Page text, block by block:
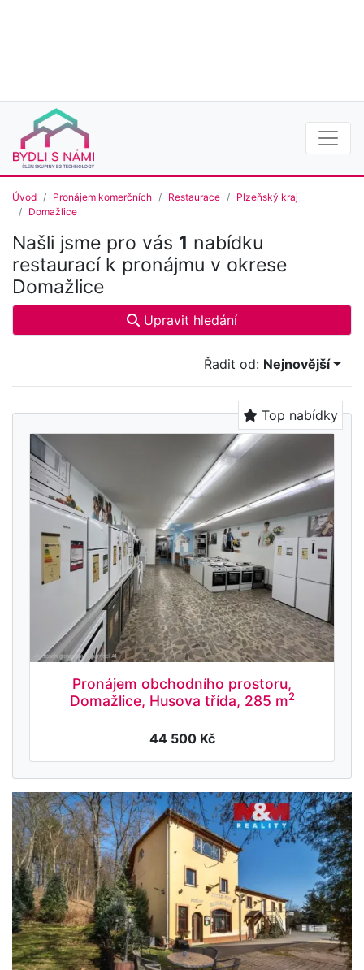
Úvod Pronájem komerčních Restaurace
Plzeňský kraj
Domažlice
Našli jsme pro vás 1 nabídku
restaurací k pronájmu v okrese
Domažlice
Upravit hledání
Řadit od: Nejnovější
Top nabídky
Pronájem obchodního prostoru,
Domažlice, Husova třída, 285 m2
44 500 Kč